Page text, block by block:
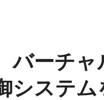
バーチ
システム